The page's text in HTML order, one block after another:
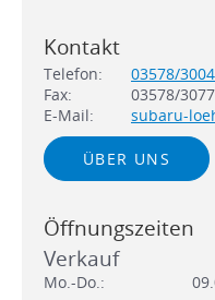
Kontakt
Telefon:
03578/
Fax:
03578/
E-Mail:
subaru-
ÜBER UNS
Öffnungszeiten
Verkauf
Mo.-Do.: